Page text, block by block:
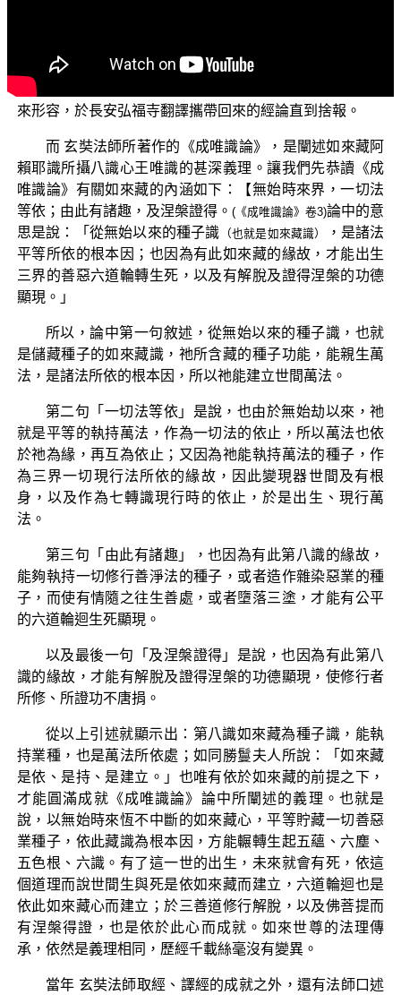
之後，獲得唐太宗全力支助，帶領天下最優秀的譯經人
才，歷經十九年
來形容，於長安弘福寺翻譯攜帶回來的經論直到捨報。
而 玄奘法師所著作的《成唯識論》，是闡述如來藏阿
賴耶識所攝八識心王唯識的甚深義理。讓我們先恭讀《成
唯識論》有關如來藏的內涵如下：【無始時來界，一切法
等依；由此有諸趣，及涅槃證得。(《成唯識論》卷3)論中的意
思是說：「從無始以來的種子識 （也就是如來藏識）
，是諸法
平等所依的根本因；也因為有此如來藏的緣故，才能出生
三界的善惡六道輪轉生死，以及有解脫及證得涅槃的功德
顯現。」
所以，論中第一句敘述，從無始以來的種子識，也就
是儲藏種子的如來藏識，祂所含藏的種子功能，能親生萬
法，是諸法所依的根本因，所以祂能建立世間萬法。
第二句「一切法等依」是說，也由於無始劫以來，祂
就是平等的執持萬法，作為一切法的依止，所以萬法也依
於祂為緣，再互為依止；又因為祂能執持萬法的種子，作
為三界一切現行法所依的緣故，因此變現器世間及有根
身，以及作為七轉識現行時的依止，於是出生、現行萬
法。
第三句「由此有諸趣」，也因為有此第八識的緣故，
能夠執持一切修行善淨法的種子，或者造作雜染惡業的種
子，而使有情隨之往生善處，或者墮落三塗，才能有公平
的六道輪迴生死顯現。
以及最後一句「及涅槃證得」是說，也因為有此第八
識的緣故，才能有解脫及證得涅槃的功德顯現，使修行者
所修、所證功不唐捐。
從以上引述就顯示出：第八識如來藏為種子識，能執
持業種，也是萬法所依處；如同勝鬘夫人所說：「如來藏
是依、是持、是建立。」也唯有依於如來藏的前提之下，
才能圓滿成就《成唯識論》論中所闡述的義理。也就是
說，以無始時來恆不中斷的如來藏心，平等貯藏一切善惡
業種子，依此藏識為根本因，方能輾轉生起五蘊、六塵、
五色根、六識。有了這一世的出生，未來就會有死，依這
個道理而說世間生與死是依如來藏而建立，六道輪迴也是
依此如來藏心而建立；於三善道修行解脫，以及佛菩提而
有涅槃得證，也是依於此心而成就。如來世尊的法理傳
承，依然是義理相同，歷經千載絲毫沒有變異。
當年 玄奘法師取經、譯經的成就之外，還有法師口述